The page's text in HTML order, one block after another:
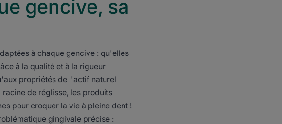
gencive, sa
à chaque gencive : qu'elles
à la qualité et à la rigueur
propriétés de l'actif naturel
de réglisse, les produits
pour croquer la vie à pleine dent !
gingivale précise :